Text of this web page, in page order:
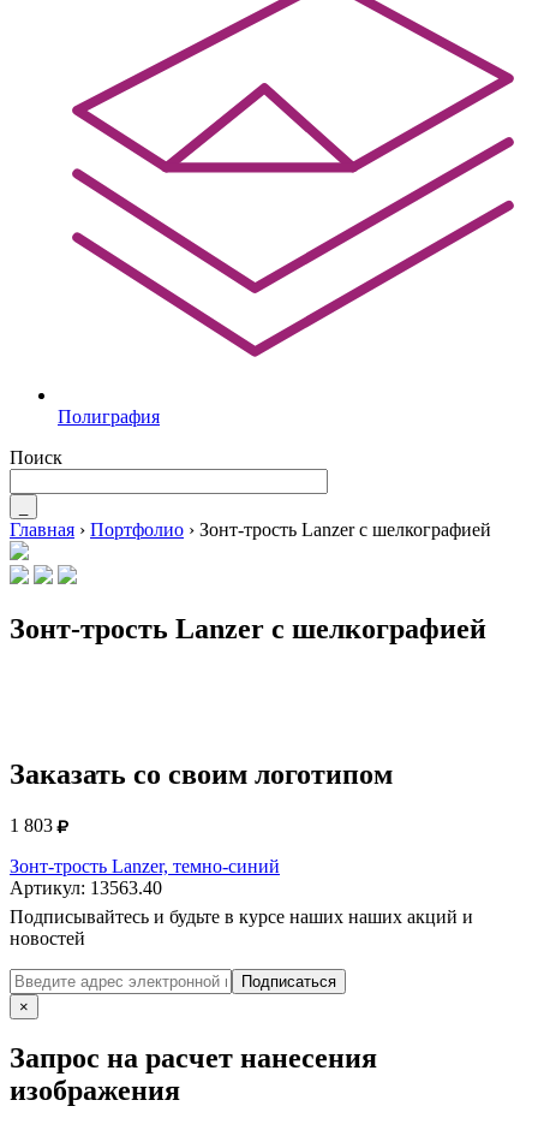
Полиграфия
Поиск
Вы здесь
Главная › Портфолио › Зонт-трость Lanzer с шелкографией
Зонт-трость Lanzer с шелкографией
Заказать со своим логотипом
1 803
Зонт-трость Lanzer, темно-синий
Артикул: 13563.40
Подписывайтесь и будьте в курсе наших наших акций и
новостей
Подписаться
×
Запрос на расчет нанесения
изображения